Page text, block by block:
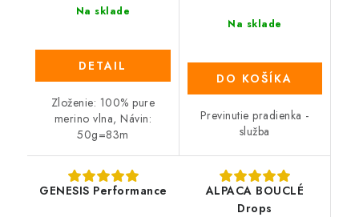
Na sklade
DETAIL
Zloženie: 100% pure
merino vlna, Návin:
50g=83m
Na sklade
DO KOŠÍKA
Previnutie pradienka -
služba
GENESIS Performance
ALPACA BOUCLÉ
Drops